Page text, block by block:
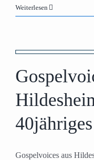
Weiterlesen
Gospelvoices aus